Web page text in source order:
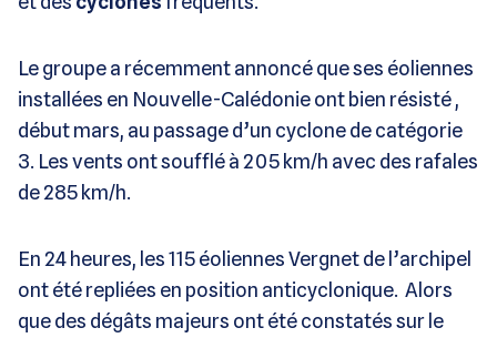
Le groupe a récemment annoncé que ses éoliennes
installées en Nouvelle-Calédonie ont bien résisté ,
début mars, au passage d’un cyclone de catégorie
3. Les vents ont soufflé à 205 km/h avec des rafales
de 285 km/h.
En 24 heures, les 115 éoliennes Vergnet de l’archipel
ont été repliées en position anticyclonique. Alors
que des dégâts majeurs ont été constatés sur le